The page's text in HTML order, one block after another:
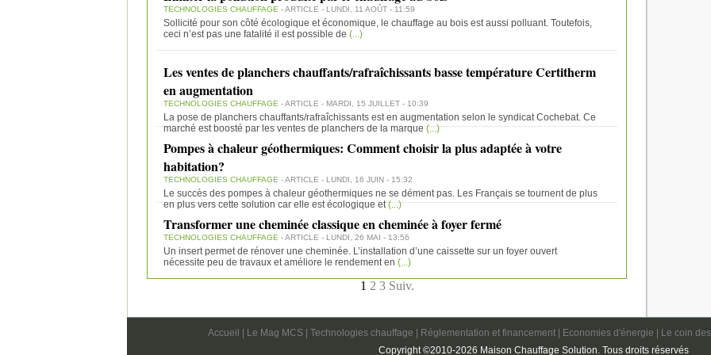
TECHNOLOGIES CHAUFFAGE - ARTICLE - LUNDI, 11 AOÛT - 11:59
Sollicité pour son côté écologique et économique, le chauffage au bois est aussi polluant. Toutefois,
ceci n’est pas une fatalité il est possible de (...)
Les ventes de planchers chauffants/rafraîchissants basse température Certitherm
en augmentation
TECHNOLOGIES CHAUFFAGE - ARTICLE - MARDI, 15 JUILLET - 10:39
La pose de planchers chauffants/rafraîchissants est en augmentation selon le syndicat Cochebat. Ce
marché est boosté par les ventes de planchers de la marque (...)
Pompes à chaleur géothermiques: Comment choisir la plus adaptée à votre
habitation?
TECHNOLOGIES CHAUFFAGE - ARTICLE - LUNDI, 16 JUIN - 15:32
Le succès des pompes à chaleur géothermiques ne se dément pas. Les Français se tournent de plus
en plus vers cette solution car elle est écologique et(...)
Transformer une cheminée classique en cheminée à foyer fermé
TECHNOLOGIES CHAUFFAGE - ARTICLE - LUNDI, 26 MAI - 13:56
Un insert permet de rénover une cheminée. L’installation d’une caissette sur un foyer ouvert
nécessite peu de travaux et améliore le rendement en (...)
1 2 3 Suiv.
Accueil Le Mag MCS| Technologies chauffage Réglementation et financement| Economies d'énergie Le coin
Copyright ©2010-2026 Maison Chauffage Solution. Tous droits réservés